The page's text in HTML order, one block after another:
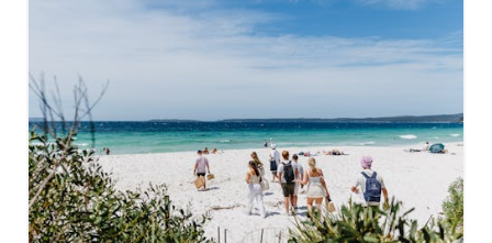
Kultur und die Naturlandschaft hervor und
kombinieren bekannte Sehenswürdigkeiten mit
versteckten Geheimtipps.
Colourful Collective Travel engagiert sich für
Nachhaltigkeit: Die Touren sind zu 100 %
klimaneutral, Einwegplastik wird vermieden und
kleine, lokale Unternehmen werden tatkräftig
unterstützt. Dieses Engagement für Innovation und